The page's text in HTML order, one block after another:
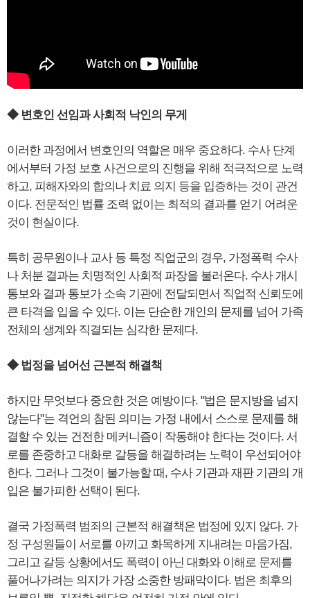
◆ 변호인 선임과 사회적 낙인의 무게
이러한 과정에서 변호인의 역할은 매우 중요하다. 수사 단계
에서부터 가정 보호 사건으로의 진행을 위해 적극적으로 노력
하고, 피해자와의 합의나 치료 의지 등을 입증하는 것이 관건
이다. 전문적인 법률 조력 없이는 최적의 결과를 얻기 어려운
것이 현실이다.
특히 공무원이나 교사 등 특정 직업군의 경우, 가정폭력 수사
나 처분 결과는 치명적인 사회적 파장을 불러온다. 수사 개시
통보와 결과 통보가 소속 기관에 전달되면서 직업적 신뢰도에
큰 타격을 입을 수 있다. 이는 단순한 개인의 문제를 넘어 가족
전체의 생계와 직결되는 심각한 문제다.
◆ 법정을 넘어선 근본적 해결책
하지만 무엇보다 중요한 것은 예방이다. "법은 문지방을 넘지
않는다"는 격언의 참된 의미는 가정 내에서 스스로 문제를 해
결할 수 있는 건전한 메커니즘이 작동해야 한다는 것이다. 서
로를 존중하고 대화로 갈등을 해결하려는 노력이 우선되어야
한다. 그러나 그것이 불가능할 때, 수사 기관과 재판 기관의 개
입은 불가피한 선택이 된다.
결국 가정폭력 범죄의 근본적 해결책은 법정에 있지 않다. 가
정 구성원들이 서로를 아끼고 화목하게 지내려는 마음가짐,
그리고 갈등 상황에서도 폭력이 아닌 대화와 이해로 문제를
풀어나가려는 의지가 가장 소중한 방패막이다. 법은 최후의